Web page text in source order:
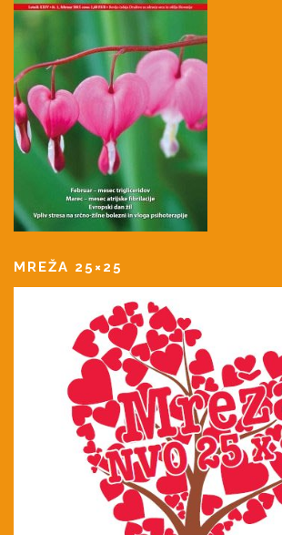
MREŽA 25×25